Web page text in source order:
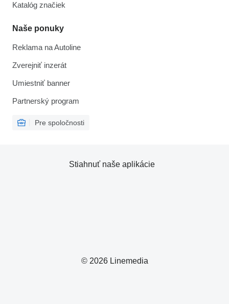
Katalóg značiek
Naše ponuky
Reklama na Autoline
Zverejniť inzerát
Umiestniť banner
Partnerský program
Pre spoločnosti
© 2026 Linemedia
Stiahnuť naše aplikácie